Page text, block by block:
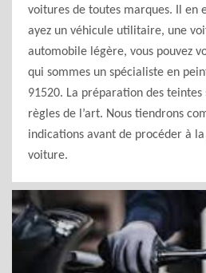
voitures de toutes marques. Il en
ayez un véhicule utilitaire, une
automobile légère, vous pouvez
qui sommes un spécialiste en
91520. La préparation des
règles de l’art. Nous tiendrons
indications avant de procéder à
voiture.